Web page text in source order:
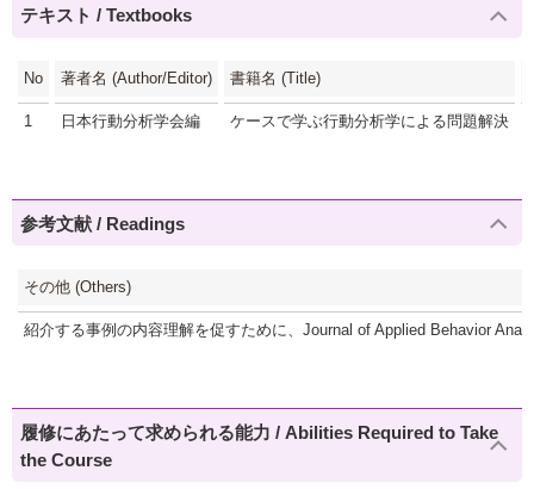
テキスト / Textbooks
No 著者名 (Author/Editor) 書籍名 (Title)
1 日本行動分析学会編 ケースで学ぶ行動分析学による問題解決
参考文献 / Readings
その他 (Others)
紹介する事例の内容理解を促すために、Journal of Applied Behavior
履修にあたって求められる能力 / Abilities Required to Take
the Course